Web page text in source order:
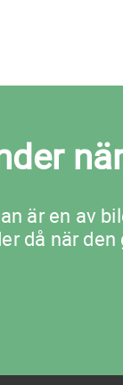
är en av
då när